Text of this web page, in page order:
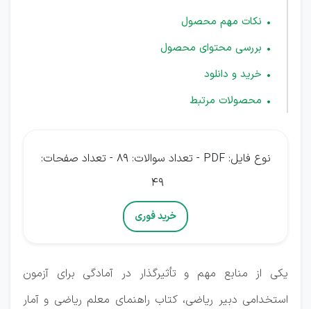
نکات مهم محصول
بررسی محتوای محصول
خرید و دانلود
محصولات مرتبط
نوع فایل: PDF - تعداد سوالات: 89 - تعداد صفحات:
49
خرید فوری
یکی از منابع مهم و تأثیرگذار در آمادگی برای آزمون
استخدامی دبیر ریاضی، کتاب راهنمای معلم ریاضی و آمار